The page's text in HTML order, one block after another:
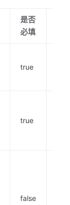
是否
必填
true
true
false